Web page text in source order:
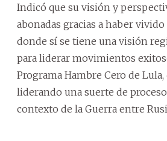
Indicó que su visión y
abonadas gracias a haber
donde sí se tiene una visión
para liderar movimientos
Programa Hambre Cero de
liderando una suerte de
contexto de la Guerra entre